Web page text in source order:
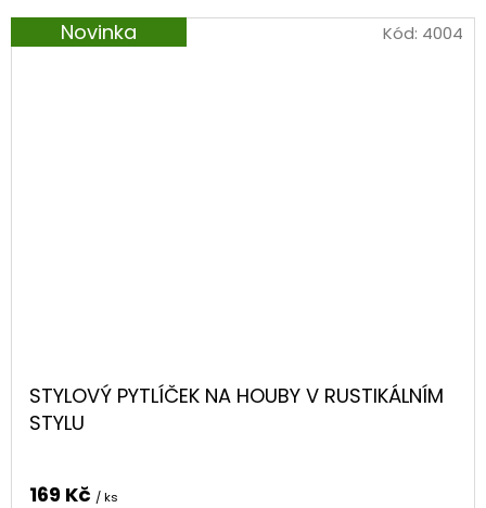
Novinka
STYLOVÝ PYTLÍČEK NA HOUBY V RUSTIKÁLNÍM
STYLU
169 Kč / ks
Kód: 4004